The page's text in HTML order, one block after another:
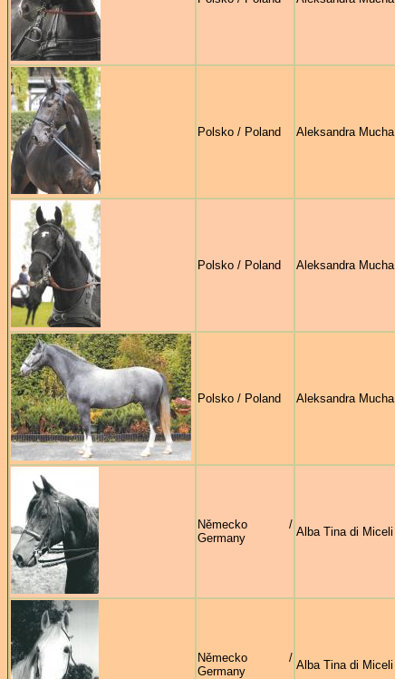
Polsko / Poland Aleksandra Mucha
Polsko / Poland Aleksandra Mucha
Polsko / Poland Aleksandra Mucha
Německo /
Germany
Alba Tina di Miceli
Německo /
Germany
Alba Tina di Miceli